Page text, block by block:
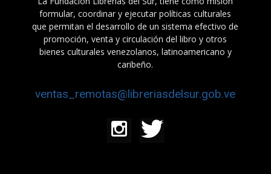
formular, coordinar y ejecutar políticas culturales
que permitan el desarrollo de un sistema efectivo de
promoción, venta y circulación del libro y otros
bienes culturales venezolanos, latinoamericano y
caribeño.
ventas_remotas@libreriasdelsur.gob.ve